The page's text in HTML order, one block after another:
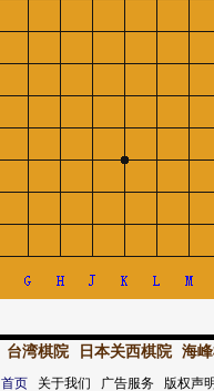
台湾棋院 日本关西棋院 海
首页关于我们 广告服务 版权声